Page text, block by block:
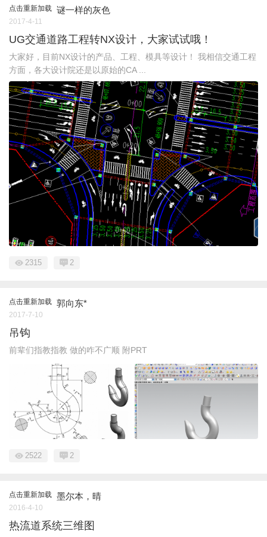
点击重新加载 谜一样的灰色
2017-4-11
UG交通道路工程转NX设计，大家试试哦！
大家好，目前NX设计的产品、工程、模具等设计！ 我相信交通工程
方面，各大设计院还是以原始的CA ...
2315 2
点击重新加载 郭向东*
2017-7-10
吊钩
前辈们指教指教 做的咋不广顺 附PRT
2522 2
点击重新加载 墨尔本，晴
2016-4-10
热流道系统三维图